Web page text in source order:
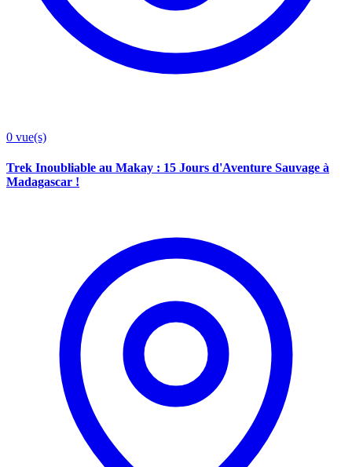
0 vue(s)
Trek Inoubliable au Makay : 15 Jours d'Aventure Sauvage à
Madagascar !